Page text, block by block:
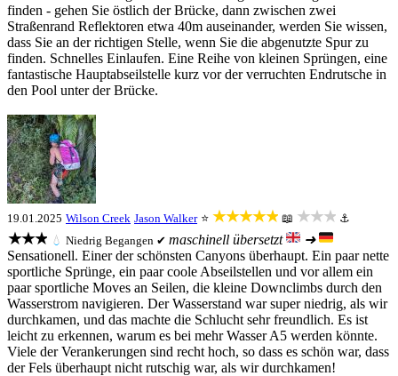
finden - gehen Sie östlich der Brücke, dann zwischen zwei
Straßenrand Reflektoren etwa 40m auseinander, werden Sie wissen,
dass Sie an der richtigen Stelle, wenn Sie die abgenutzte Spur zu
finden. Schnelles Einlaufen. Eine Reihe von kleinen Sprüngen, eine
fantastische Hauptabseilstelle kurz vor der verruchten Endrutsche in
den Pool unter der Brücke.
19.01.2025 Wilson Creek Jason Walker ⭐ ★★★★★ 📖 ★★★ ⚓
★★★ 💧 Niedrig Begangen ✔ maschinell übersetzt
➜
Sensationell. Einer der schönsten Canyons überhaupt. Ein paar nette
sportliche Sprünge, ein paar coole Abseilstellen und vor allem ein
paar sportliche Moves an Seilen, die kleine Downclimbs durch den
Wasserstrom navigieren. Der Wasserstand war super niedrig, als wir
durchkamen, und das machte die Schlucht sehr freundlich. Es ist
leicht zu erkennen, warum es bei mehr Wasser A5 werden könnte.
Viele der Verankerungen sind recht hoch, so dass es schön war, dass
der Fels überhaupt nicht rutschig war, als wir durchkamen!